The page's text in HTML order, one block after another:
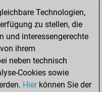
Fritz
Elo
9,
Technologien,
zu stellen, die
und interessengerechte
ihrem
neben technisch
Cookies sowie
Hierkönnen Sie der